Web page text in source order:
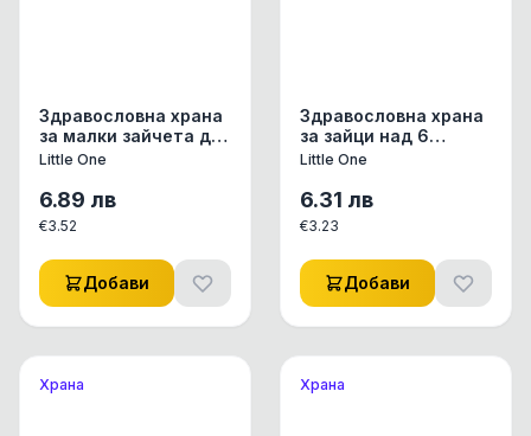
Здравословна храна
за малки зайчета до
6 месеца Little One
с пелети от
пресовано ливадно
сено и моркови
0.400 кг.
Little One
6.89 лв
€3.52
Добави
Здравословна храна
за зайци над 6
месеца Little One
пелети от
предовано, ливадно
сено, моркови и
рожков 0.400 кг.
Little One
6.31 лв
€3.23
Добави
Храна Храна